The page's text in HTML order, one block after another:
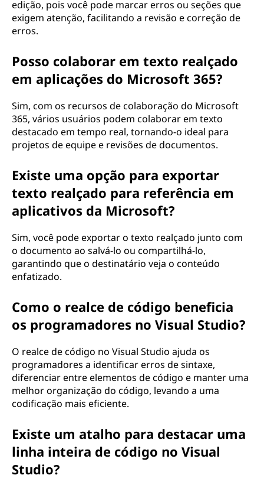
edição, pois você pode marcar erros ou seções que
exigem atenção, facilitando a revisão e correção de
erros.
Posso colaborar em texto realçado
em aplicações do Microsoft 365?
Sim, com os recursos de colaboração do Microsoft
365, vários usuários podem colaborar em texto
destacado em tempo real, tornando-o ideal para
projetos de equipe e revisões de documentos.
Existe uma opção para exportar
texto realçado para referência em
aplicativos da Microsoft?
Sim, você pode exportar o texto realçado junto com
o documento ao salvá-lo ou compartilhá-lo,
garantindo que o destinatário veja o conteúdo
enfatizado.
Como o realce de código beneficia
os programadores no Visual Studio?
O realce de código no Visual Studio ajuda os
programadores a identificar erros de sintaxe,
diferenciar entre elementos de código e manter uma
melhor organização do código, levando a uma
codificação mais eficiente.
Existe um atalho para destacar uma
linha inteira de código no Visual
Studio?